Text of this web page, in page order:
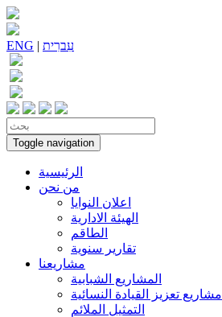
ENG | עִברִית
Toggle navigation
الرئيسية
من نحن
اعلان النوايا
الهيئة الادارية
الطاقم
تقارير سنوية
مشاريعنا
المشاريع الشبابية
مشاريع تعزيز القيادة النسائية
التمثيل الملائم